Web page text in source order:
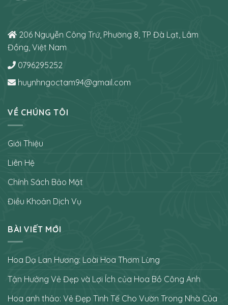
206 Nguyễn Công Trứ, Phường 8, TP Đà Lạt, Lâm
Đồng, Việt Nam
0796295252
huynhngoctam94@gmail.com
VỀ CHÚNG TÔI
Giới Thiệu
Liên Hệ
Chính Sách Bảo Mật
Điều Khoản Dịch Vụ
BÀI VIẾT MỚI
Hoa Dạ Lan Hương: Loài Hoa Thơm Lừng
Tận Hưởng Vẻ Đẹp và Lợi Ích của Hoa Bồ Công Anh
Hoa anh thảo: Vẻ Đẹp Tinh Tế Cho Vườn Trong Nhà Của